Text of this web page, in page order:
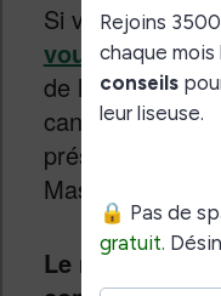
Si vous
vous pouvez
de liseuses.net
canaux de
présent sur le
Mastodon, etc.).
Le meilleur